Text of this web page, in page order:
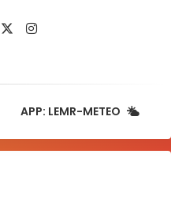
APP: LEMR-METEO